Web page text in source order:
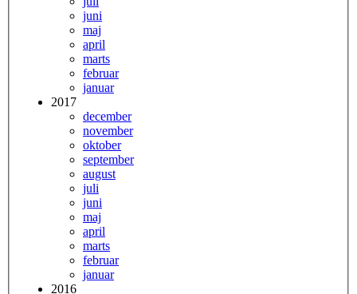
juni
maj
april
marts
februar
januar
2017
december
november
oktober
september
august
juli
juni
maj
april
marts
februar
januar
2016